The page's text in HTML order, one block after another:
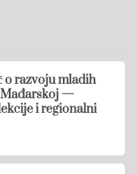
o razvoju mladih
Mađarskoj —
i regionalni